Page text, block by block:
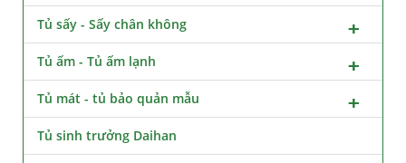
Tủ sấy - Sấy chân không
Tủ ấm - Tủ ấm lạnh
Tủ mát - tủ bảo quản mẫu
Tủ sinh trưởng Daihan